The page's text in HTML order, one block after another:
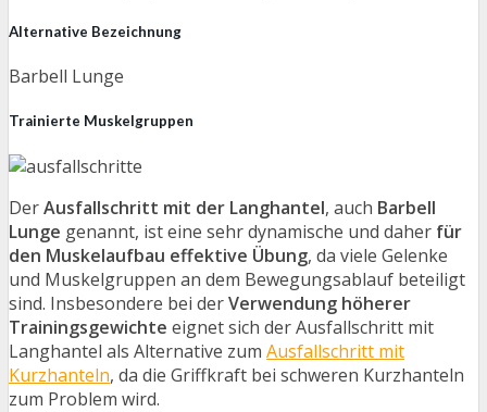
Alternative Bezeichnung
Barbell Lunge
Trainierte Muskelgruppen
DerAusfallschritt mit der Langhantel, auch Barbell
Lunge genannt, ist eine sehr dynamische und daher für
den Muskelaufbau effektive Übung, da viele Gelenke
und Muskelgruppen an dem Bewegungsablauf beteiligt
sind. Insbesondere bei derVerwendung höherer
Trainingsgewichte eignet sich der Ausfallschritt mit
Langhantel als Alternative zum Ausfallschritt mit
Kurzhanteln, da die Griffkraft bei schweren Kurzhanteln
zum Problem wird.